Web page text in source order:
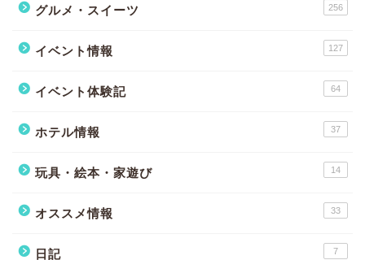
グルメ・スイーツ 256
イベント情報 127
イベント体験記 64
ホテル情報 37
玩具・絵本・家遊び 14
オススメ情報 33
日記 7